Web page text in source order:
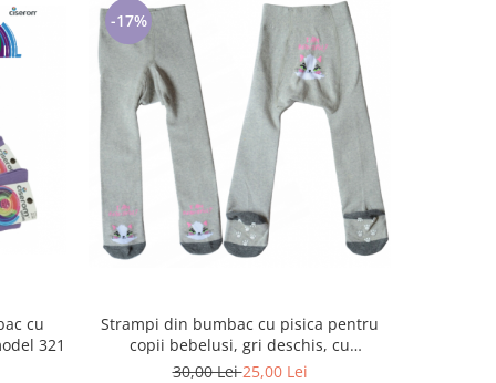
321
-17%
Strampi din bumbac cu pisica pentru
copii bebelusi, gri deschis, cu
antiderapant , BHN7908
30,00 Lei25,00 Lei